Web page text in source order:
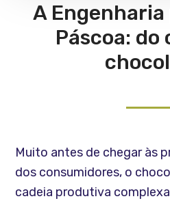
A
Páscoa: do
Muito antes de chegar às
dos consumidores, o
cadeia produtiva